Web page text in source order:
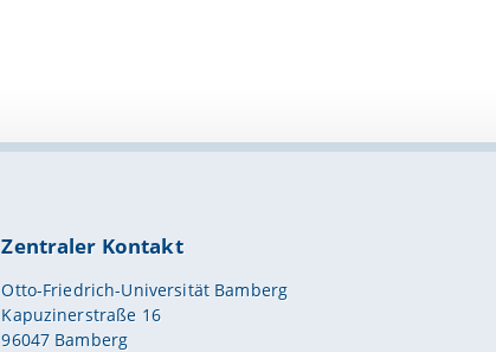
Zentraler Kontakt
Otto-Friedrich-Universität Bamberg
Kapuzinerstraße 16
96047 Bamberg